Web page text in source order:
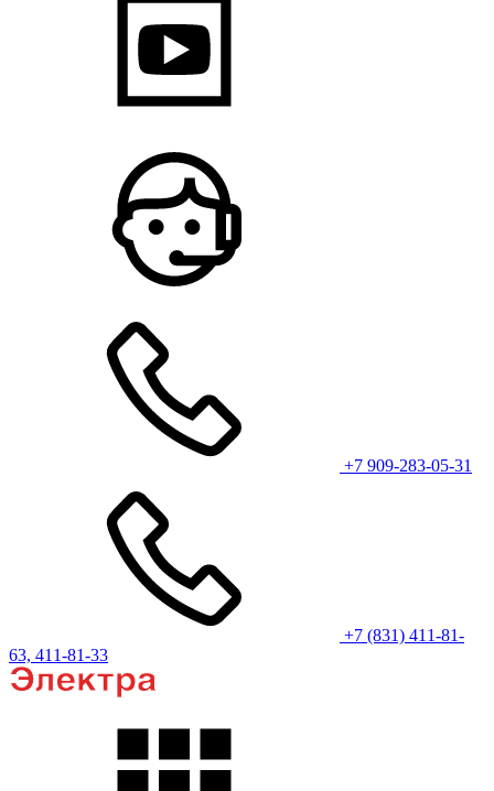
+7 909-283-05-31
+7 (831) 411-81-
63, 411-81-33